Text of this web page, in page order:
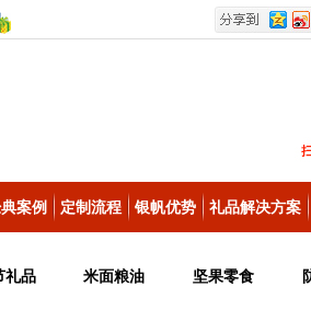
案例 定制流程 银帆优势 礼品解决方案
礼品 米面粮油 坚果零食